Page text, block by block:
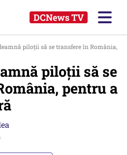
DCNews TV
piloții să se transfere în România,
piloții să se
pentru a